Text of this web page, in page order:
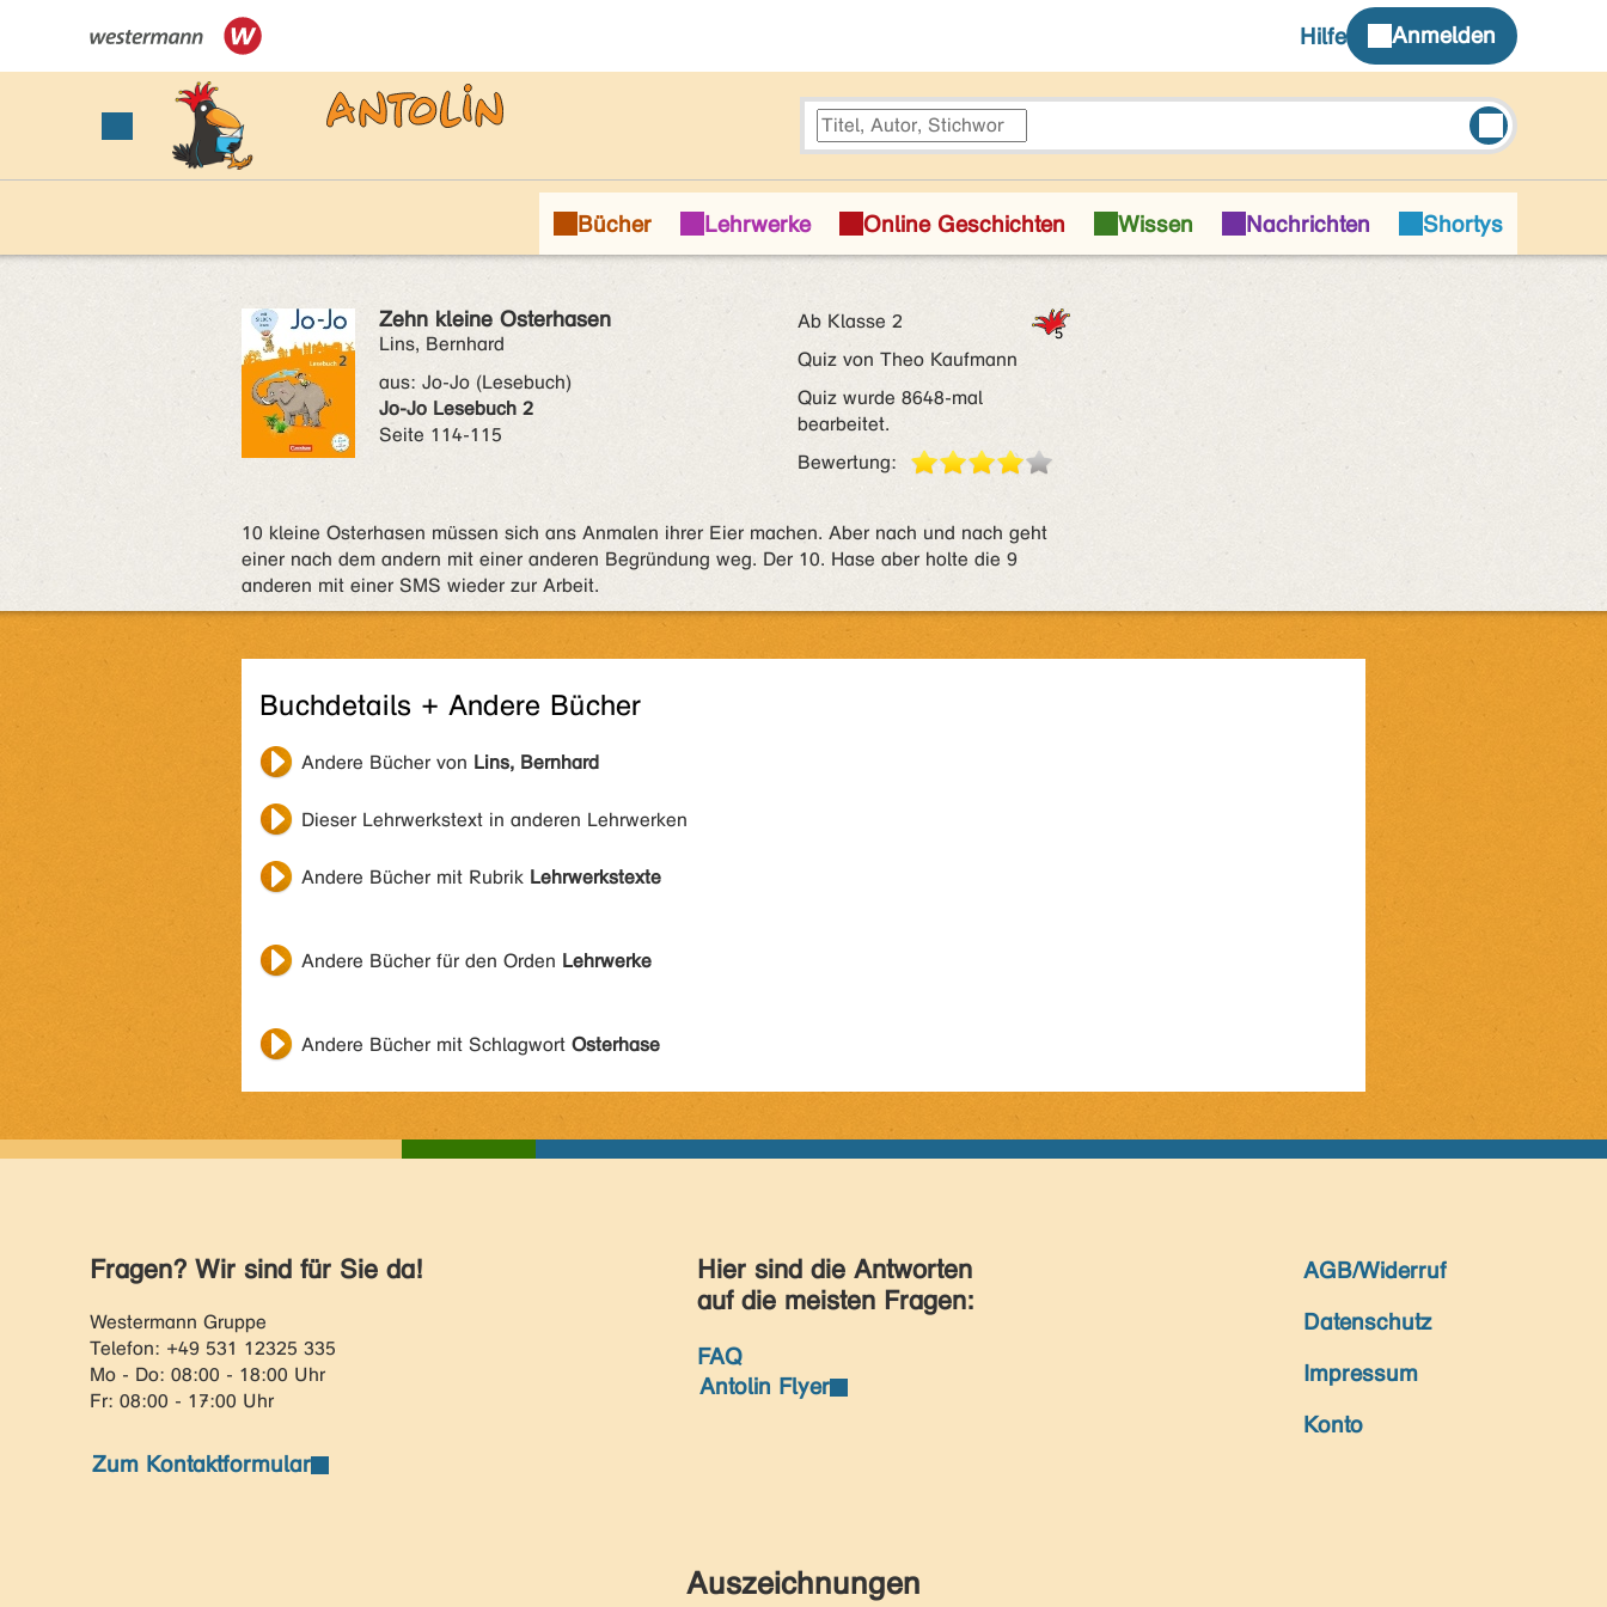
Zehn kleine Osterhasen
Lins, Bernhard
aus: Jo-Jo (Lesebuch)
Jo-Jo Lesebuch 2
Seite 114-115
Ab Klasse 2
Quiz von Theo Kaufmann
Quiz wurde 8648-mal
bearbeitet.
Bewertung:
10 kleine Osterhasen müssen sich ans Anmalen ihrer Eier machen. Aber nach und nach geht
einer nach dem andern mit einer anderen Begründung weg. Der 10. Hase aber holte die 9
anderen mit einer SMS wieder zur Arbeit.
Buchdetails + Andere Bücher
Andere Bücher von Lins, Bernhard
Dieser Lehrwerkstext in anderen Lehrwerken
Andere Bücher mit Rubrik Lehrwerkstexte
Andere Bücher für den Orden Lehrwerke
Andere Bücher mit Schlagwort Osterhase